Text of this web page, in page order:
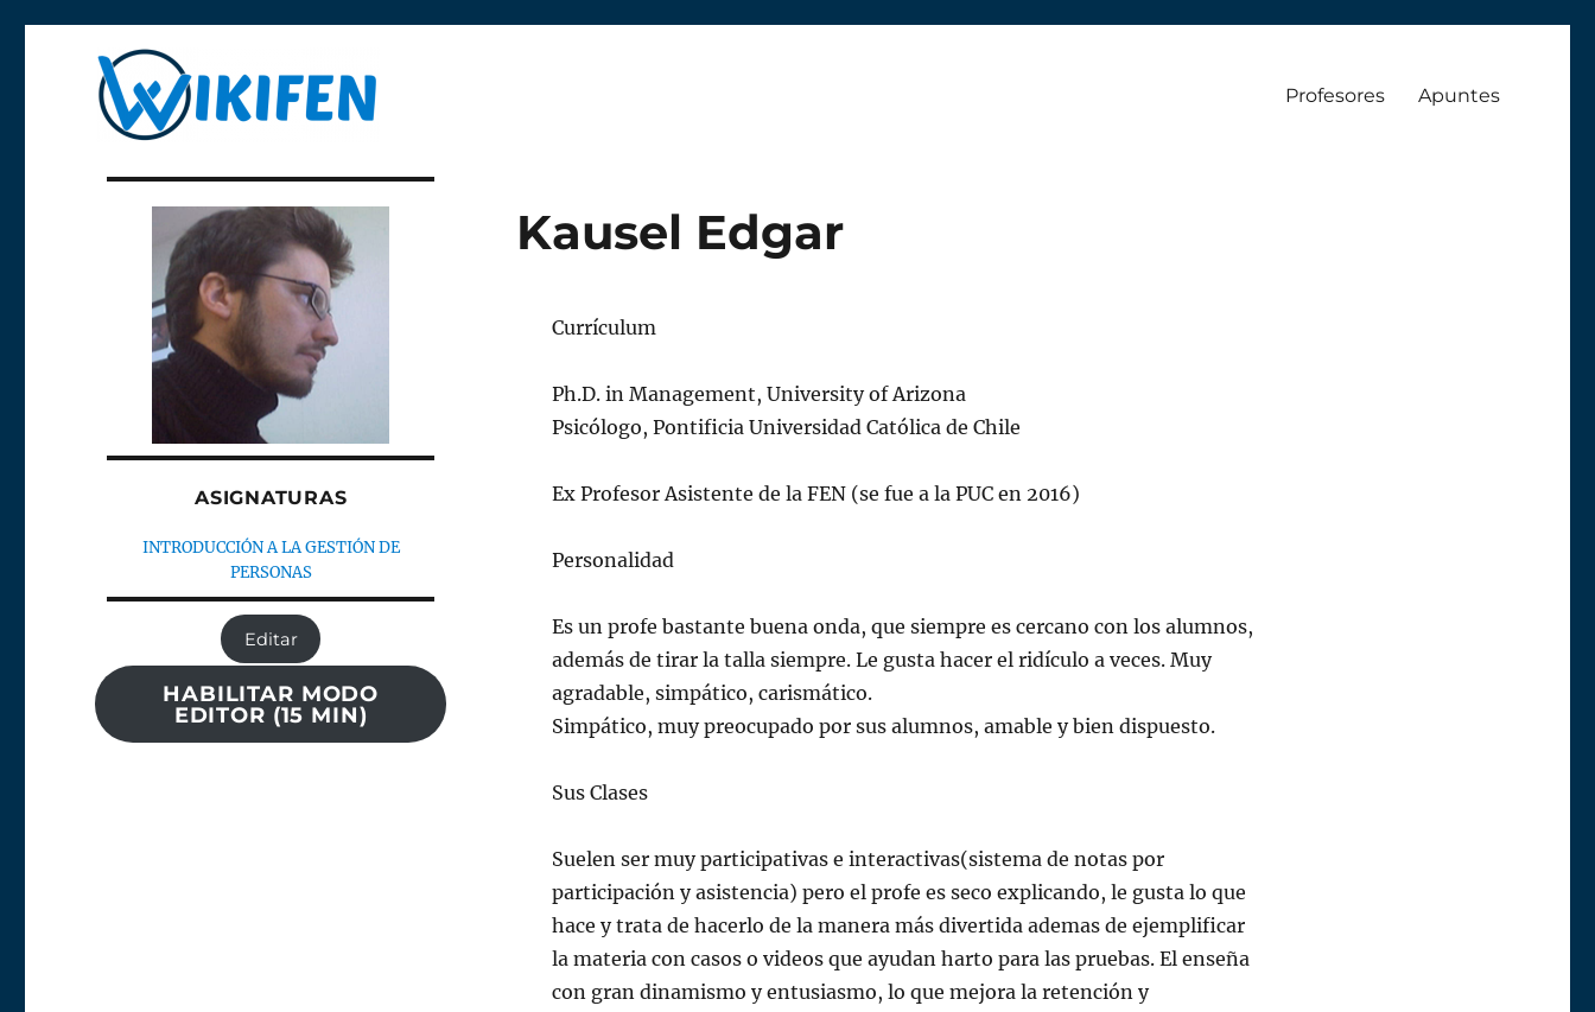
Wikifen
Profesores Apuntes
Kausel Edgar
Currículum
Ph.D. in Management, University of Arizona
Psicólogo, Pontificia Universidad Católica de Chile
Ex Profesor Asistente de la FEN (se fue a la PUC en 2016)
Personalidad
Es un profe bastante buena onda, que siempre es cercano con los alumnos,
además de tirar la talla siempre. Le gusta hacer el ridículo a veces. Muy
agradable, simpático, carismático.
Simpático, muy preocupado por sus alumnos, amable y bien dispuesto.
Sus Clases
Suelen ser muy participativas e interactivas(sistema de notas por
participación y asistencia) pero el profe es seco explicando, le gusta lo que
hace y trata de hacerlo de la manera más divertida ademas de ejemplificar
la materia con casos o videos que ayudan harto para las pruebas. El enseña
con gran dinamismo y entusiasmo, lo que mejora la retención y
ASIGNATURAS
INTRODUCCIÓN A LA GESTIÓN DE
PERSONAS
Editar
HABILITAR MODO
EDITOR (15 MIN)